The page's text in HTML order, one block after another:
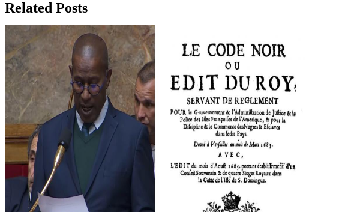
Facebook
X
Reddit
LinkedIn
WhatsApp
Telegram
Tumblr
Pinterest
Vk
Xing
Email
Related Posts